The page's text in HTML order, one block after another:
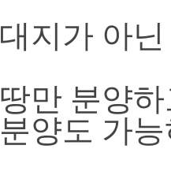
대지가 아
땅만 분양
분양도 가